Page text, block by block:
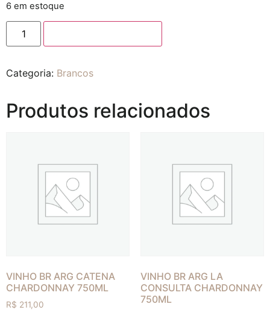
6 em estoque
Categoria: Brancos
Produtos relacionados
VINHO BR ARG CATENA
CHARDONNAY 750ML
R$ 211,00
VINHO BR ARG LA
CONSULTA CHARDONNAY
750ML